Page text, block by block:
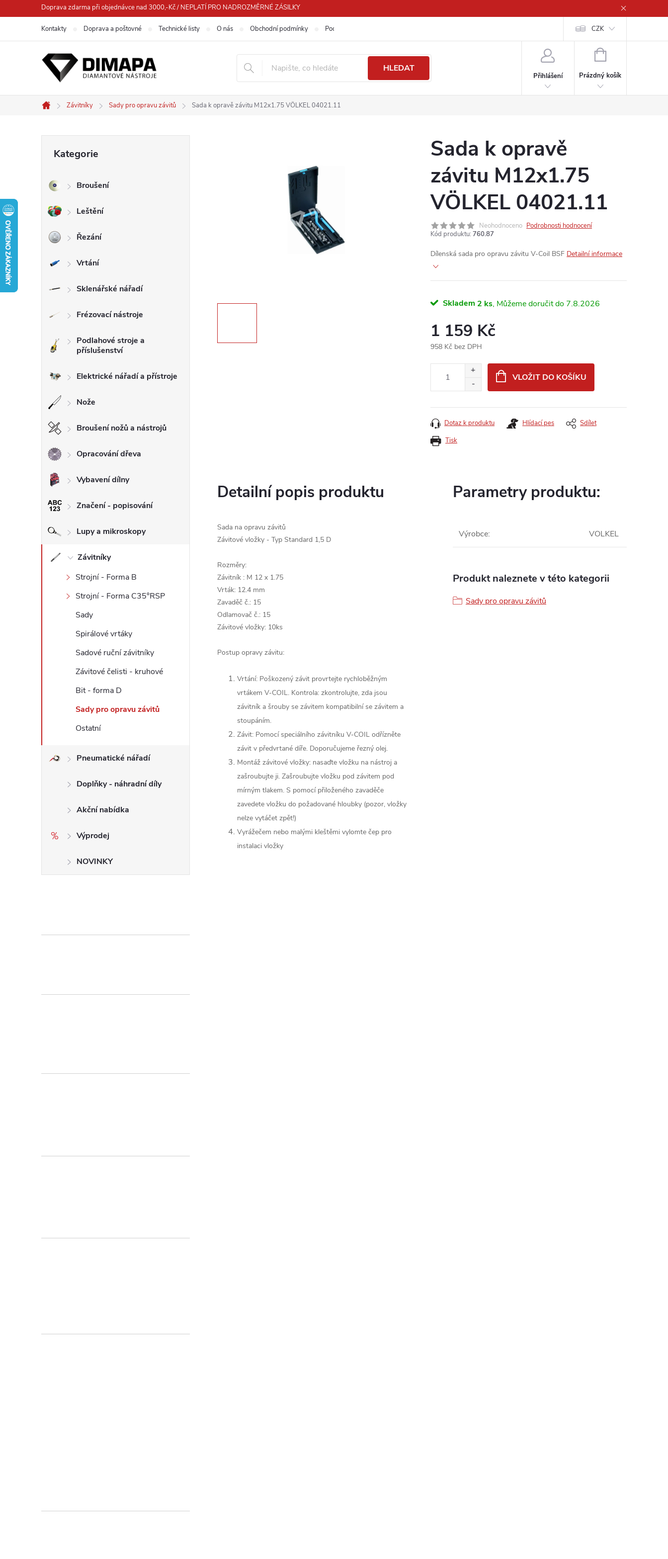
na
Doprava zdarma při objednávce nad 3000,-Kč / NEPLATÍ PRO NADROZMĚRNÉ ZÁSILKY
Kontakty Doprava a poštovné Technické listy O nás Obchodní podmínky Podmínky ochrany osobních údajů CZK
HLEDAT
Přihlášení
NÁKUPNÍ
Prázdný košík
Domů
Závitníky Sady pro opravu závitů Sada k opravě závitu M12x1.75 VÖLKEL 04021.11
s
a
n
n
p
n
e
kategorie
Kategorie
Broušení
Leštění
Řezání
Vrtání
Sklenářské nářadí
Frézovací nástroje
Podlahové stroje a
příslušenství
Elektrické nářadí a přístroje
Nože
Broušení nožů a nástrojů
Opracování dřeva
Vybavení dílny
Značení - popisování
Lupy a mikroskopy
Závitníky
Strojní - Forma B
Strojní - Forma C35°RSP
Sady
Spirálové vrtáky
Sadové ruční závitníky
Závitové čelisti - kruhové
Bit - forma D
Sady pro opravu závitů
Ostatní
Pneumatické nářadí
Doplňky - náhradní díly
Akční nabídka
Výprodej
NOVINKY
Sada k opravě
závitu M12x1.75
VÖLKEL 04021.11
Neohodnoceno Podrobnosti hodnocení
Kód produktu: 760.87
Dílenská sada pro opravu závitu V-Coil BSF Detailní informace
Skladem 2 ks 7.8.2026
1 159 Kč
958 Kč bez DPH
VLOŽIT DO KOŠÍKU
Tisk
Dotaz k produktu Hlídací pes Sdílet
Detailní popis produktu
Sada na opravu závitů
Závitové vložky - Typ Standard 1,5 D
Rozměry:
Závitník : M 12 x 1.75
Vrták: 12.4 mm
Zavaděč č.: 15
Odlamovač č.: 15
Závitové vložky: 10ks
Postup opravy závitu:
Vrtání: Poškozený závit provrtejte rychloběžným
vrtákem V-COIL. Kontrola: zkontrolujte, zda jsou
závitník a šrouby se závitem kompatibilní se závitem a
stoupáním.
Závit: Pomocí speciálního závitníku V-COIL odřízněte
závit v předvrtané díře. Doporučujeme řezný olej.
Montáž závitové vložky: nasaďte vložku na nástroj a
zašroubujte ji. Zašroubujte vložku pod závitem pod
mírným tlakem. S pomocí přiloženého zavaděče
zavedete vložku do požadované hloubky (pozor, vložky
nelze vytáčet zpět!)
Vyrážečem nebo malými kleštěmi vylomte čep pro
instalaci vložky
Parametry produktu:
Výrobce: VOLKEL
Produkt naleznete v této kategorii
Sady pro opravu závitů